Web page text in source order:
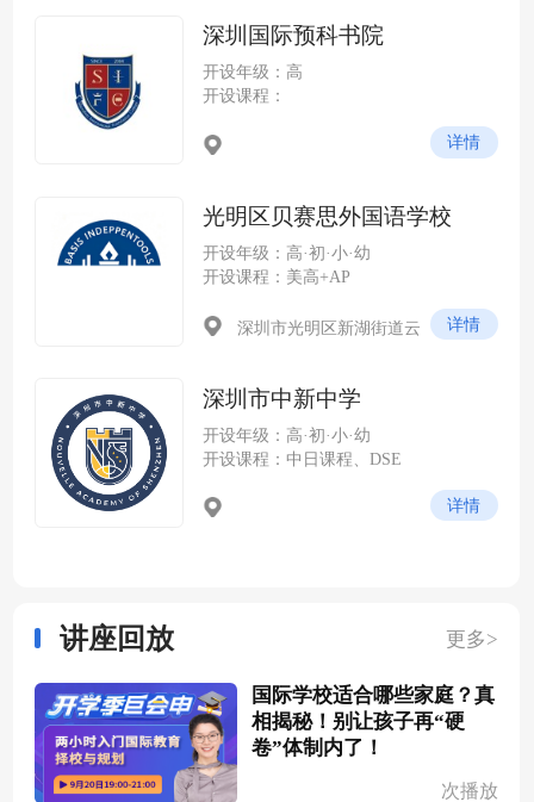
深圳国际预科书院
开设年级：高
开设课程：
详情
光明区贝赛思外国语学校
开设年级：高·初·小·幼
开设课程：美高+AP
深圳校区）
详情
深圳市中新中学
开设年级：高·初·小·幼
开设课程：中日课程、DSE
详情
讲座回放 更多>
国际学校适合哪些家庭？真
相揭秘！别让孩子再“硬
卷”体制内了！
次播放